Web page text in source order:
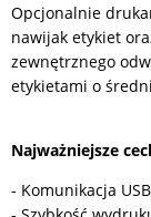
Opcjonalnie
nawijak etykiet
zewnętrznego
etykietami o
Najważniejsze
- Komunikacja